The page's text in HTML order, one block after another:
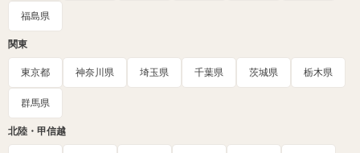
福島県
関東
東京都 神奈川県 埼玉県 千葉県 茨城県 栃木県
群馬県
北陸・甲信越